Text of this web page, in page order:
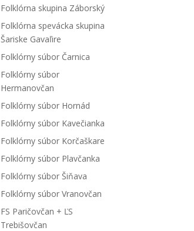
Folklórna skupina Záborský
Folklórna spevácka skupina
Šariske Gavaľire
Folklórny súbor Čarnica
Folklórny súbor
Hermanovčan
Folklórny súbor Hornád
Folklórny súbor Kavečianka
Folklórny súbor Korčaškare
Folklórny súbor Plavčanka
Folklórny súbor Šiňava
Folklórny súbor Vranovčan
FS Paričovčan + ĽS
Trebišovčan